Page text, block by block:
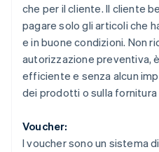
che per il cliente. Il cliente
pagare solo gli articoli che
e in buone condizioni. Non
autorizzazione preventiva,
efficiente e senza alcun
dei prodotti o sulla fornitura
Voucher:
I voucher sono un sistema